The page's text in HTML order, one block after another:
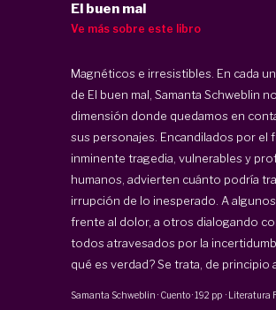
El buen mal
Ve más sobre este libro
Magnéticos e irresistibles. En cada
de El buen mal, Samanta Schweblin
dimensión donde quedamos en
sus personajes. Encandilados por el
inminente tragedia, vulnerables y
humanos, advierten cuánto podría
irrupción de lo inesperado. A
frente al dolor, a otros dialogando
todos atravesados por la
qué es verdad? Se trata, de principio a
Samanta Schweblin · Cuento·192 pp · Literatura